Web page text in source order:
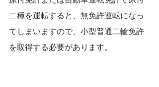
二種を運転すると、無免許運転になっ
てしまいますので、小型普通二輪免許
を取得する必要があります。